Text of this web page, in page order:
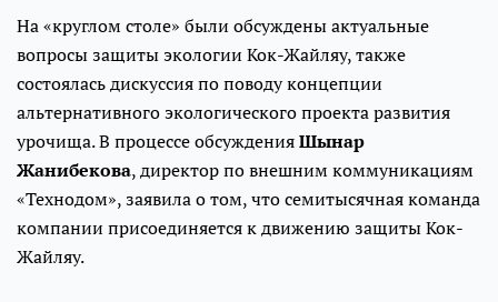
На «круглом столе» были обсуждены актуальные
вопросы защиты экологии Кок-Жайляу, также
состоялась дискуссия по поводу концепции
альтернативного экологического проекта развития
урочища. В процессе обсужденияШынар
Жанибекова, директор по внешним коммуникациям
«Технодом», заявила о том, что семитысячная команда
компании присоединяется к движению защиты Кок-
Жайляу.